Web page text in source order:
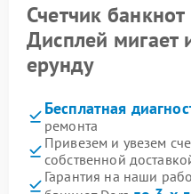
Счетчик банкнот
Дисплей мигает
ерунду
Бесплатная
ремонта
Привезем и увезем
собственной
Гарантия на наши